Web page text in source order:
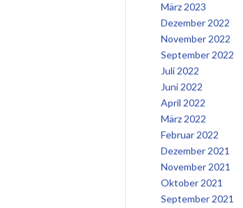
März 2023
Dezember 2022
November 2022
September 2022
Juli 2022
Juni 2022
April 2022
März 2022
Februar 2022
Dezember 2021
November 2021
Oktober 2021
September 2021